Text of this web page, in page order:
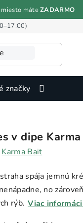
miesto máteZADARMO
o cookies
značky
v dipe
Karma Bait
spája jemnú
no
rýb. Viac